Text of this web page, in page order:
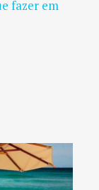
fazer em